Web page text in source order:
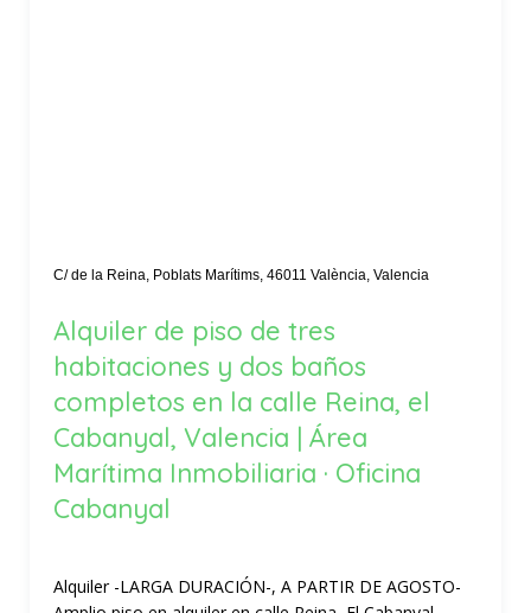
C/ de la Reina, Poblats Marítims, 46011 València, Valencia
Alquiler de piso de tres
habitaciones y dos baños
completos en la calle Reina, el
Cabanyal, Valencia | Área
Marítima Inmobiliaria · Oficina
Cabanyal
Alquiler -LARGA DURACIÓN-, A PARTIR DE AGOSTO-